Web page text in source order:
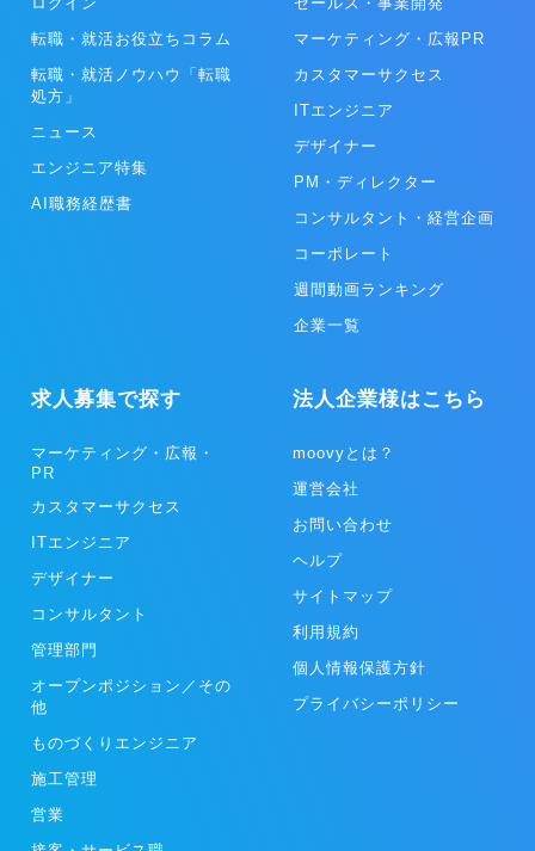
転職・就活お役立ちコラム
転職・就活ノウハウ「転職
処方」
ニュース
エンジニア特集
AI職務経歴書
マーケティング・広報PR
カスタマーサクセス
ITエンジニア
デザイナー
PM・ディレクター
コンサルタント・経営企画
コーポレート
週間動画ランキング
企業一覧
求人募集で探す
マーケティング・広報・
PR
カスタマーサクセス
ITエンジニア
デザイナー
コンサルタント
管理部門
オープンポジション／その
他
ものづくりエンジニア
施工管理
営業
法人企業様はこちら
moovyとは？
運営会社
お問い合わせ
ヘルプ
サイトマップ
利用規約
個人情報保護方針
プライバシーポリシー